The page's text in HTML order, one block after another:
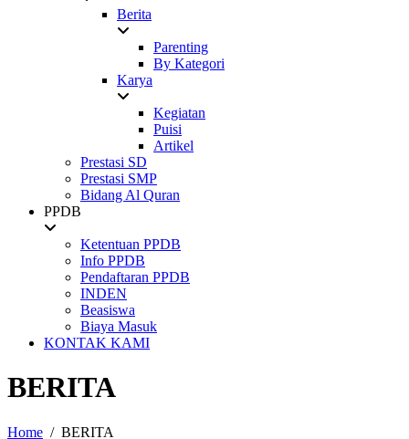
Berita
Parenting
By Kategori
Karya
Kegiatan
Puisi
Artikel
Prestasi SD
Prestasi SMP
Bidang Al Quran
PPDB
Ketentuan PPDB
Info PPDB
Pendaftaran PPDB
INDEN
Beasiswa
Biaya Masuk
KONTAK KAMI
BERITA
Home BERITA